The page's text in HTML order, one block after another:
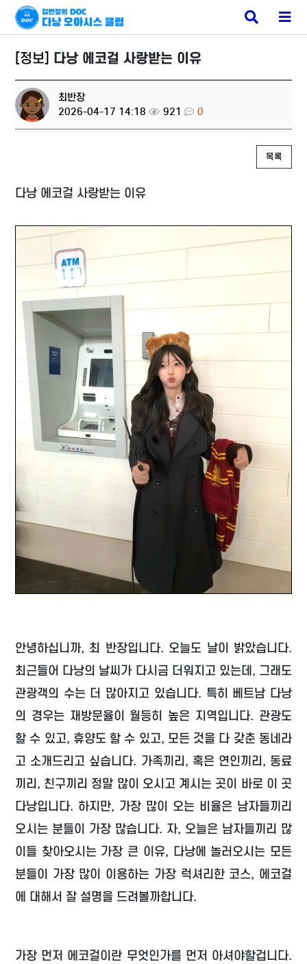
검
색
메
뉴
베트남 에코걸
[정보] 다낭 에코걸 사랑받는 이유
최반장
2026-04-17 14:18
921 0
목록
다낭 에코걸 사랑받는 이유
안녕하십니까, 최 반장입니다. 오늘도 날이 밝았습니다.
최근들어 다낭의 날씨가 다시금 더워지고 있는데, 그래도
관광객의 수는 더 많아지고 있습니다. 특히 베트남 다낭
의 경우는 재방문율이 월등히 높은 지역입니다. 관광도
할 수 있고, 휴양도 할 수 있고, 모든 것을 다 갖춘 동네라
고 소개드리고 싶습니다. 가족끼리, 혹은 연인끼리, 동료
끼리, 친구끼리 정말 많이 오시고 계시는 곳이 바로 이 곳
다낭입니다. 하지만, 가장 많이 오는 비율은 남자들끼리
오시는 분들이 가장 많습니다. 자, 오늘은 남자들끼리 많
이들 찾아오시는 가장 큰 이유, 다낭에 놀러오시는 모든
분들이 가장 많이 이용하는 가장 럭셔리한 코스, 에코걸
에 대해서 잘 설명을 드려볼까합니다.
가장 먼저 에코걸이란 무엇인가를 먼저 아셔야할겁니다.